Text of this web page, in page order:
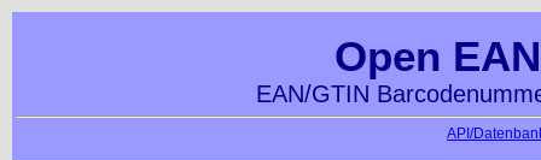
Open
EAN/GTIN
API/